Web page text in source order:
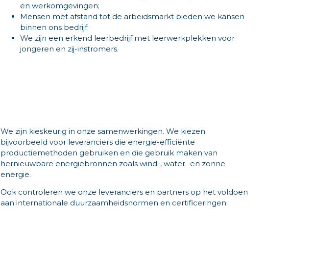
en werkomgevingen;
Mensen met afstand tot de arbeidsmarkt bieden we kansen
binnen ons bedrijf;
We zijn een erkend leerbedrijf met leerwerkplekken voor
jongeren en zij-instromers.
We zijn kieskeurig in onze samenwerkingen. We kiezen
bijvoorbeeld voor leveranciers die energie-efficiënte
productiemethoden gebruiken en die gebruik maken van
hernieuwbare energiebronnen zoals wind-, water- en zonne-
energie.
Ook controleren we onze leveranciers en partners op het voldoen
aan internationale duurzaamheidsnormen en certificeringen.